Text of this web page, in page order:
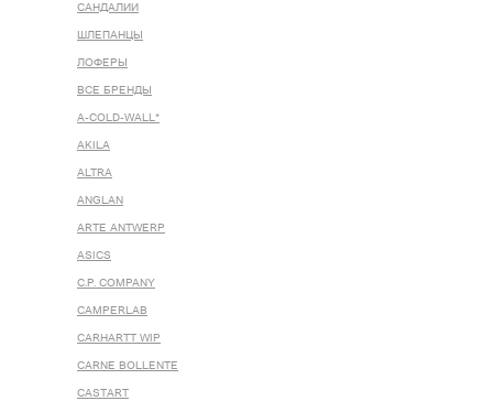
САНДАЛИИ
ШЛЕПАНЦЫ
ЛОФЕРЫ
ВСЕ БРЕНДЫ
A-COLD-WALL*
AKILA
ALTRA
ANGLAN
ARTE ANTWERP
ASICS
C.P. COMPANY
CAMPERLAB
CARHARTT WIP
CARNE BOLLENTE
CASTART